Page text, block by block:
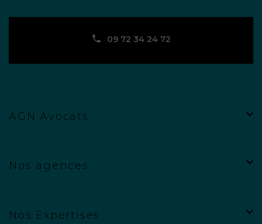
09 72 34 24 72
AGN Avocats
Nos agences
Nos Expertises